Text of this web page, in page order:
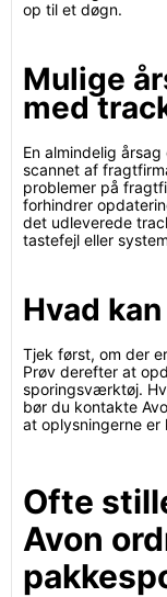
op til et døgn.
Mulige
med
En almindelig
scannet af
problemer på
forhindrer
det udleverede
tastefejl eller
Hvad
Tjek først, om der
Prøv derefter at
sporingsværktøj.
bør du kontakte
at oplysningerne er
Ofte
Avon